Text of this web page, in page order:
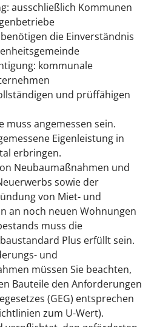
ausschließlich Kommunen
die Einverständnis
kommunale
und prüffähigen
muss angemessen sein.
Eigenleistung in
erbringen.
Neubaumaßnahmen und
sowie der
von Miet- und
an noch neuen Wohnungen
muss die
Plus erfüllt sein.
und
müssen Sie beachten,
Bauteile den Anforderungen
(GEG) entsprechen
zum U-Wert).